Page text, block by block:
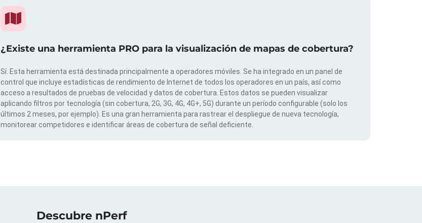
¿Existe una herramienta PRO para la visualización de mapas de cobertura?
Sí. Esta herramienta está destinada principalmente a operadores móviles. Se ha integrado en un panel de
control que incluye estadísticas de rendimiento de Internet de todos los operadores en un país, así como
acceso a resultados de pruebas de velocidad y datos de cobertura. Estos datos se pueden visualizar
aplicando filtros por tecnología (sin cobertura, 2G, 3G, 4G, 4G+, 5G) durante un período configurable (solo los
últimos 2 meses, por ejemplo). Es una gran herramienta para rastrear el despliegue de nueva tecnología,
monitorear competidores e identificar áreas de cobertura de señal deficiente.
Descubre nPerf